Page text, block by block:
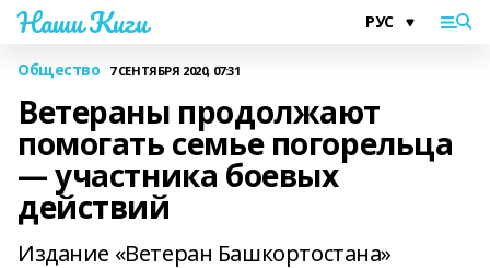
Наши Киги
Общество 7 СЕНТЯБРЯ 2020, 07:31
Ветераны продолжают
помогать семье погорельца
— участника боевых
действий
Издание «Ветеран Башкортостана»